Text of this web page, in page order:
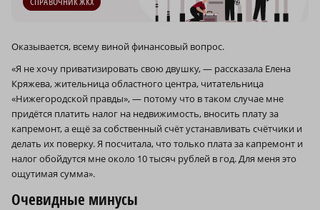
Оказывается, всему виной финансовый вопрос.
«Я не хочу приватизировать свою двушку, — рассказала Елена
Кряжева, жительница областного центра, читательница
«Нижегородской правды», — потому что в таком случае мне
придётся платить налог на недвижимость, вносить плату за
капремонт, а ещё за собственный счёт устанавливать счётчики и
делать их поверку. Я посчитала, что только плата за капремонт и
налог обойдутся мне около 10 тысяч рублей в год. Для меня это
ощутимая сумма».
Очевидные минусы